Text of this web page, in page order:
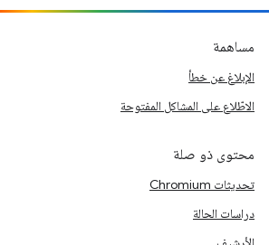
مساهمة
الإبلاغ عن خطأ
الاطّلاع على المشاكل المفتوحة
محتوى ذو صلة
تحديثات Chromium
دراسات الحالة